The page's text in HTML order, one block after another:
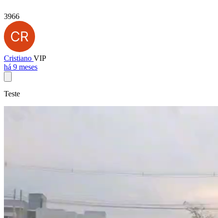
3966
Cristiano VIP
há 9 meses
Teste